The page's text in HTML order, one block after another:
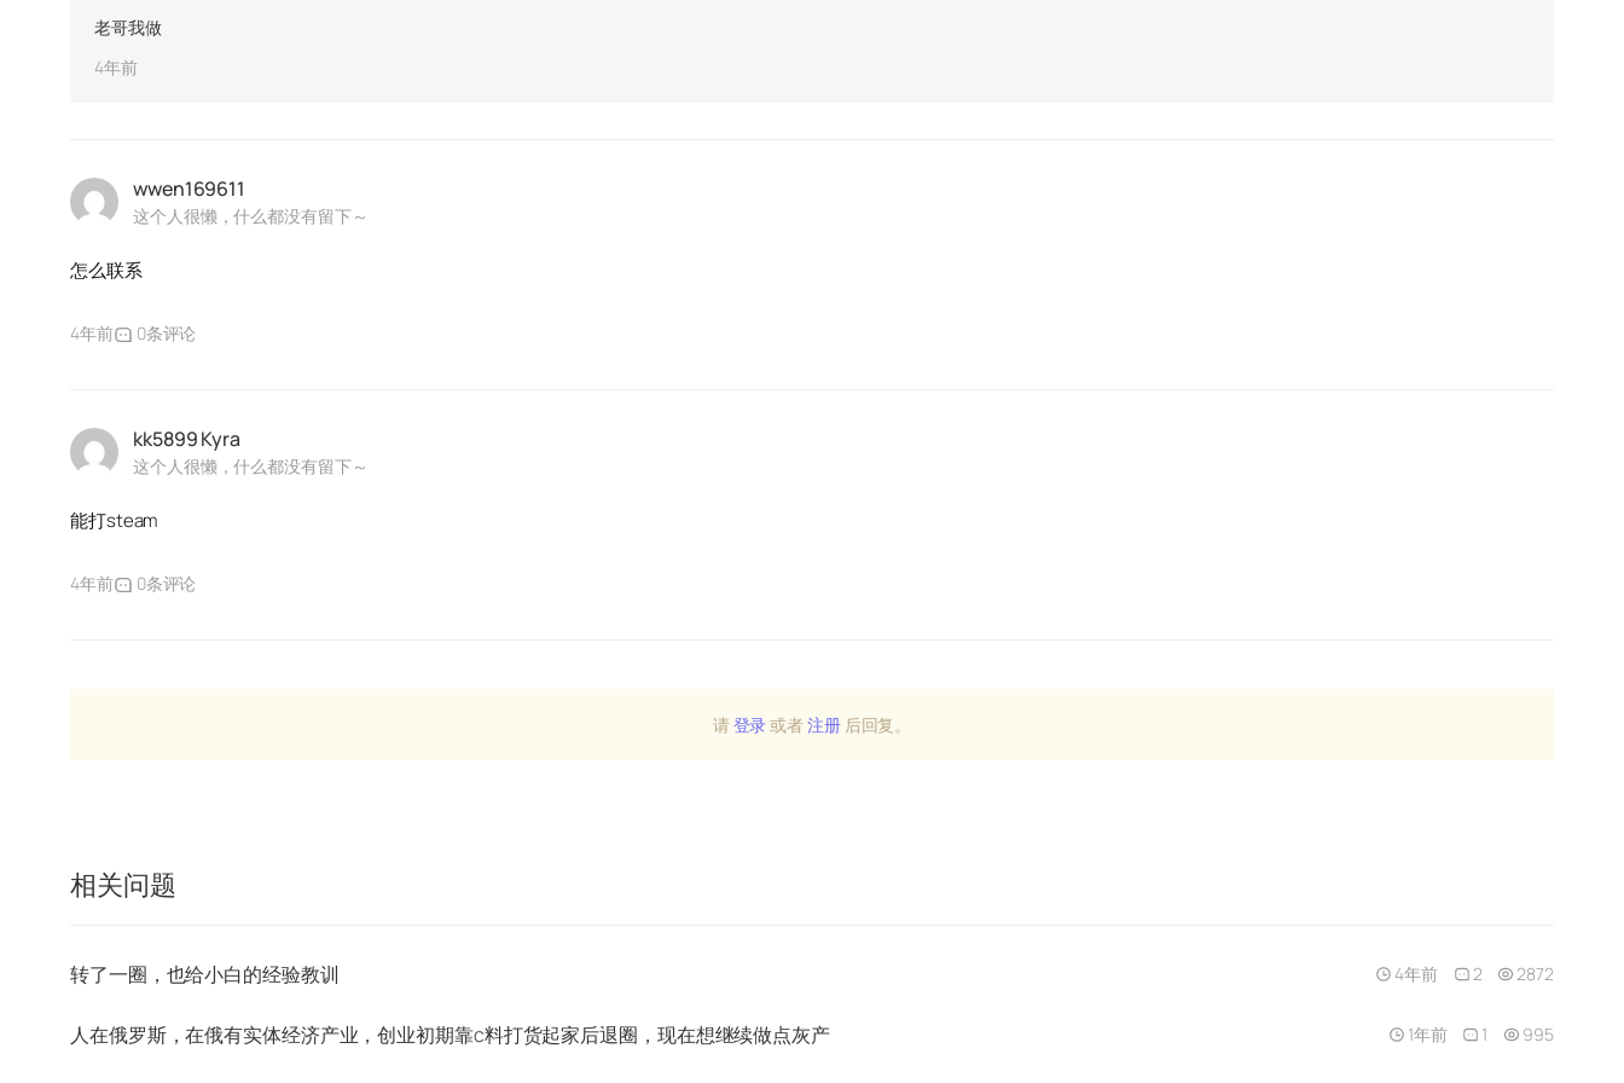
老哥我做
4年前
wwen169611
这个人很懒，什么都没有留下～
怎么联系
4年前 0条评论
kk5899 Kyra
这个人很懒，什么都没有留下～
能打steam
4年前 0条评论
请登录或者注册后回复。
相关问题
转了一圈，也给小白的经验教训 4年前 2 2872
人在俄罗斯，在俄有实体经济产业，创业初期靠c料打货起家后退圈，现在想继续做点灰产 1年前 1 995